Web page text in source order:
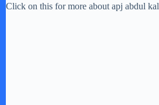
Click on this for more about apj abdul